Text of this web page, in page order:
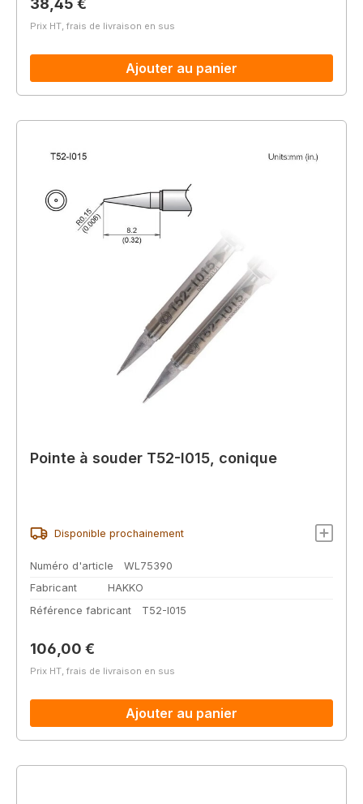
38,45 €
Prix HT, frais de livraison en sus
Ajouter au panier
Pointe à souder T52-I015, conique
Disponible prochainement
Numéro d'article
WL75390
Fabricant
HAKKO
Référence fabricant
T52-I015
Prix régulier :
106,00 €
Prix HT, frais de livraison en sus
Ajouter au panier